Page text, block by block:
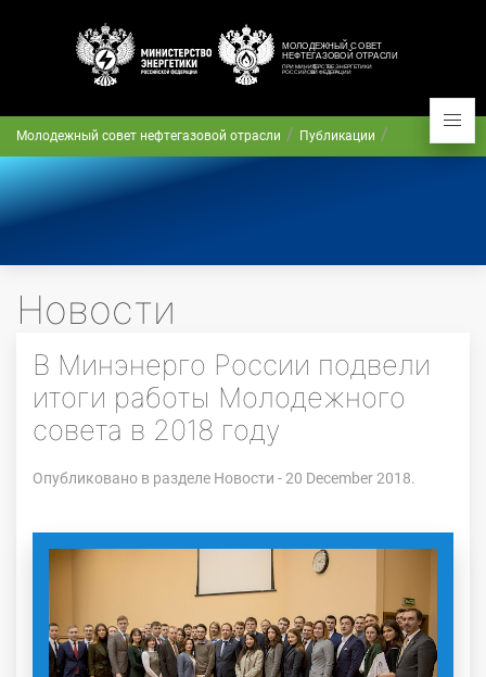
Молодежный совет нефтегазовой отрасли Публикации
Новости
В Минэнерго России подвели
итоги работы Молодежного
совета в 2018 году
Опубликовано в разделе Новости - 20 December 2018.